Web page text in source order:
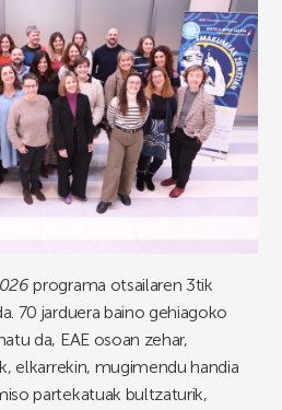
programa otsailaren 3tik
70 jarduera baino gehiagoko
da, EAE osoan zehar,
elkarrekin, mugimendu handia
partekatuak bultzaturik,